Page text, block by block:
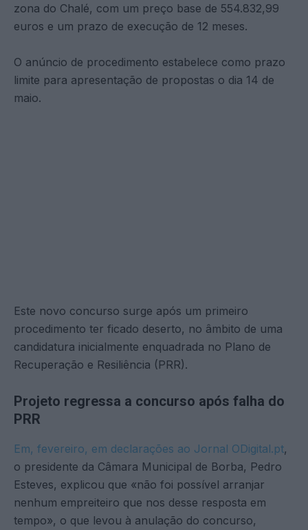
zona do Chalé, com um preço base de 554.832,99
euros e um prazo de execução de 12 meses.
O anúncio de procedimento estabelece como prazo
limite para apresentação de propostas o dia 14 de
maio.
Este novo concurso surge após um primeiro
procedimento ter ficado deserto, no âmbito de uma
candidatura inicialmente enquadrada no Plano de
Recuperação e Resiliência (PRR).
Projeto regressa a concurso após falha do
PRR
Em, fevereiro, em declarações ao Jornal ODigital.pt,
o presidente da Câmara Municipal de Borba, Pedro
Esteves, explicou que «não foi possível arranjar
nenhum empreiteiro que nos desse resposta em
tempo», o que levou à anulação do concurso,